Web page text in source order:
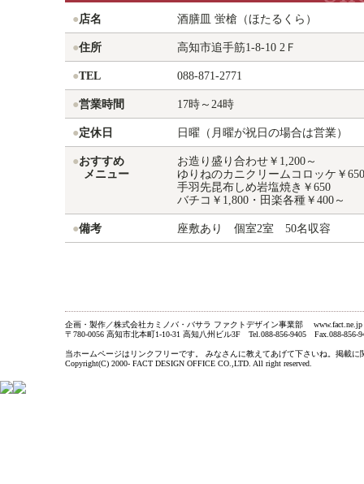
●店名 酒膳皿 蛍槍（ほたるくら）
●住所 高知市追手筋1-8-10 2Ｆ
●TEL 088-871-2771
●営業時間 17時～24時
●定休日 日曜（月曜が祝日の場合は営業）
●おすすめ
メニュー
お造り盛り合わせ￥1,200～
ゆりねのカニクリームコロッケ￥650
手羽先昆布しめ岩塩焼き￥650
バチコ￥1,800・田楽各種￥400～
●備考 座敷あり 個室2室 50名収容
企画・製作／株式会社カミノバ・バサラ ファクトデザイン事業部 www.fact.ne.jp
〒780-0056 高知市北本町1-10-31 高知八州ビル3F Tel.088-856-9405 Fax.088-856-
当ホームページはリンクフリーです。 みなさんに教えてあげて下さいね。掲載
Copyright(C) 2000- FACT DESIGN OFFICE CO.,LTD. All right reserved.